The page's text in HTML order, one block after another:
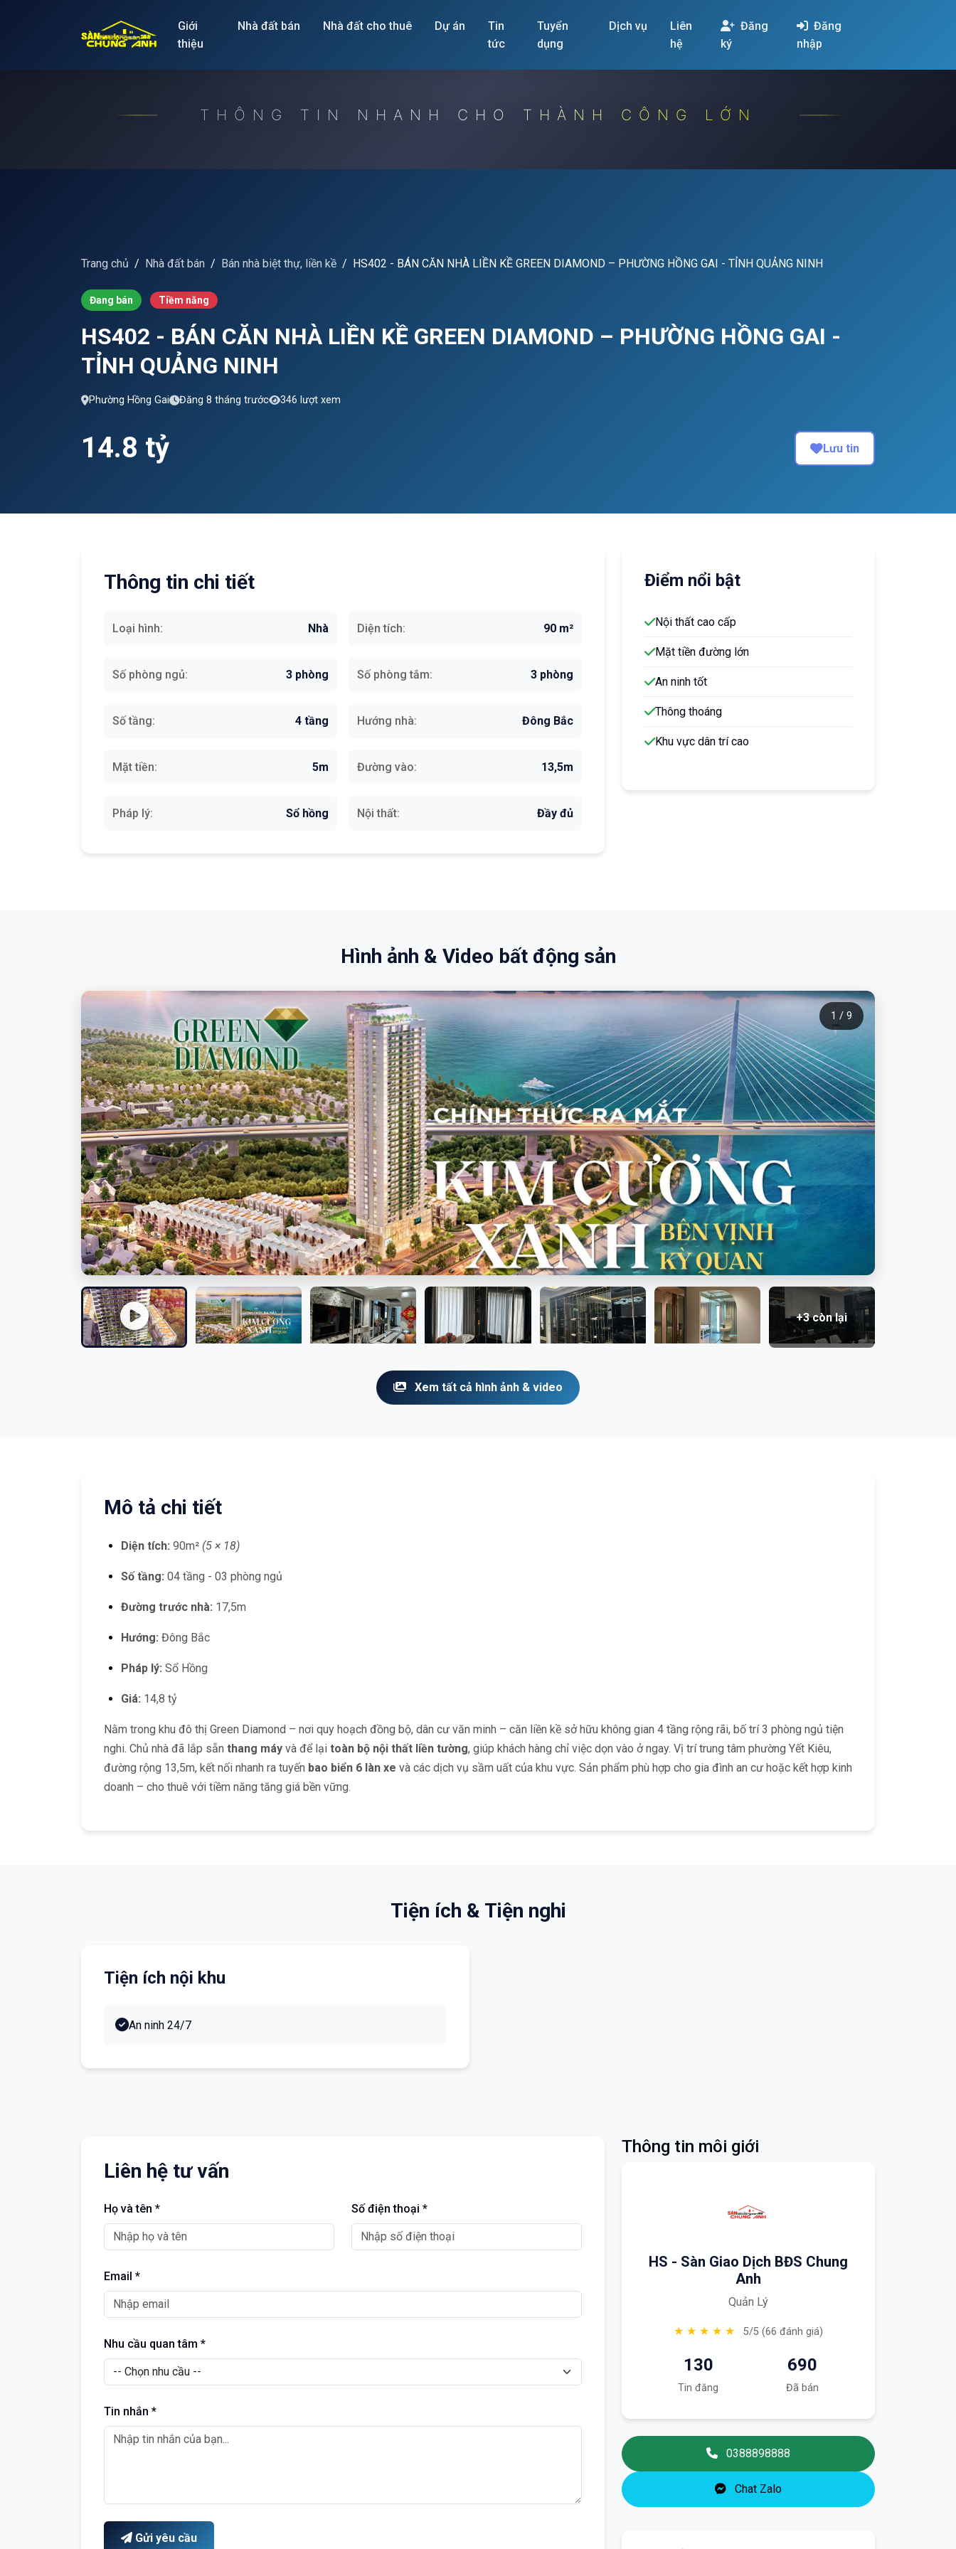
Giới
thiệu
Nhà đất bán Nhà đất cho thuê Dự án
Tin
tức
Tuyển
dụng
Dịch vụ
Liên
hệ
Đăng
ký
Đăng
nhập
THÔNG TIN NHANH CHO THÀNH CÔNG LỚN
Trang chủ Nhà đất bán Bán nhà biệt thự, liền kề HS402 - BÁN CĂN NHÀ LIỀN KỀ GREEN DIAMOND – PHƯỜNG HỒNG GAI - TỈNH QUẢNG NINH
Đang bán Tiềm năng
HS402 - BÁN CĂN NHÀ LIỀN KỀ GREEN DIAMOND – PHƯỜNG HỒNG GAI -
TỈNH QUẢNG NINH
Phường Hồng Gai Đăng 8 tháng trước 346 lượt xem
14.8 tỷ Lưu tin
Thông tin chi tiết
Loại hình: Nhà Diện tích: 90 m²
Số phòng ngủ: 3 phòng Số phòng tắm: 3 phòng
Số tầng: 4 tầng Hướng nhà: Đông Bắc
Mặt tiền: 5m Đường vào: 13,5m
Pháp lý: Sổ hồng Nội thất: Đầy đủ
Điểm nổi bật
Nội thất cao cấp
Mặt tiền đường lớn
An ninh tốt
Thông thoáng
Khu vực dân trí cao
Hình ảnh & Video bất động sản
1 / 9
+3 còn lại
Xem tất cả hình ảnh & video
Mô tả chi tiết
Diện tích: 90m² (5 × 18)
Số tầng: 04 tầng - 03 phòng ngủ
Đường trước nhà: 17,5m
Hướng: Đông Bắc
Pháp lý: Sổ Hồng
Giá: 14,8 tỷ
Nằm trong khu đô thị Green Diamond – nơi quy hoạch đồng bộ, dân cư văn minh – căn liền kề sở hữu không gian 4 tầng rộng rãi, bố trí 3 phòng ngủ tiện
nghi. Chủ nhà đã lắp sẵn thang máy và để lại toàn bộ nội thất liền tường, giúp khách hàng chỉ việc dọn vào ở ngay. Vị trí trung tâm phường Yết Kiêu,
đường rộng 13,5m, kết nối nhanh ra tuyến bao biển 6 làn xe và các dịch vụ sầm uất của khu vực. Sản phẩm phù hợp cho gia đình an cư hoặc kết hợp kinh
doanh – cho thuê với tiềm năng tăng giá bền vững.
Tiện ích & Tiện nghi
Tiện ích nội khu
An ninh 24/7
Liên hệ tư vấn
Họ và tên * Số điện thoại *
Email *
Nhu cầu quan tâm *
Tin nhắn *
Gửi yêu cầu
Thông tin môi giới
HS - Sàn Giao Dịch BĐS Chung
Anh
Quản Lý
★ ★ ★ ★ ★ 5/5 (66 đánh giá)
130
Tin đăng
690
Đã bán
0388898888
Chat Zalo